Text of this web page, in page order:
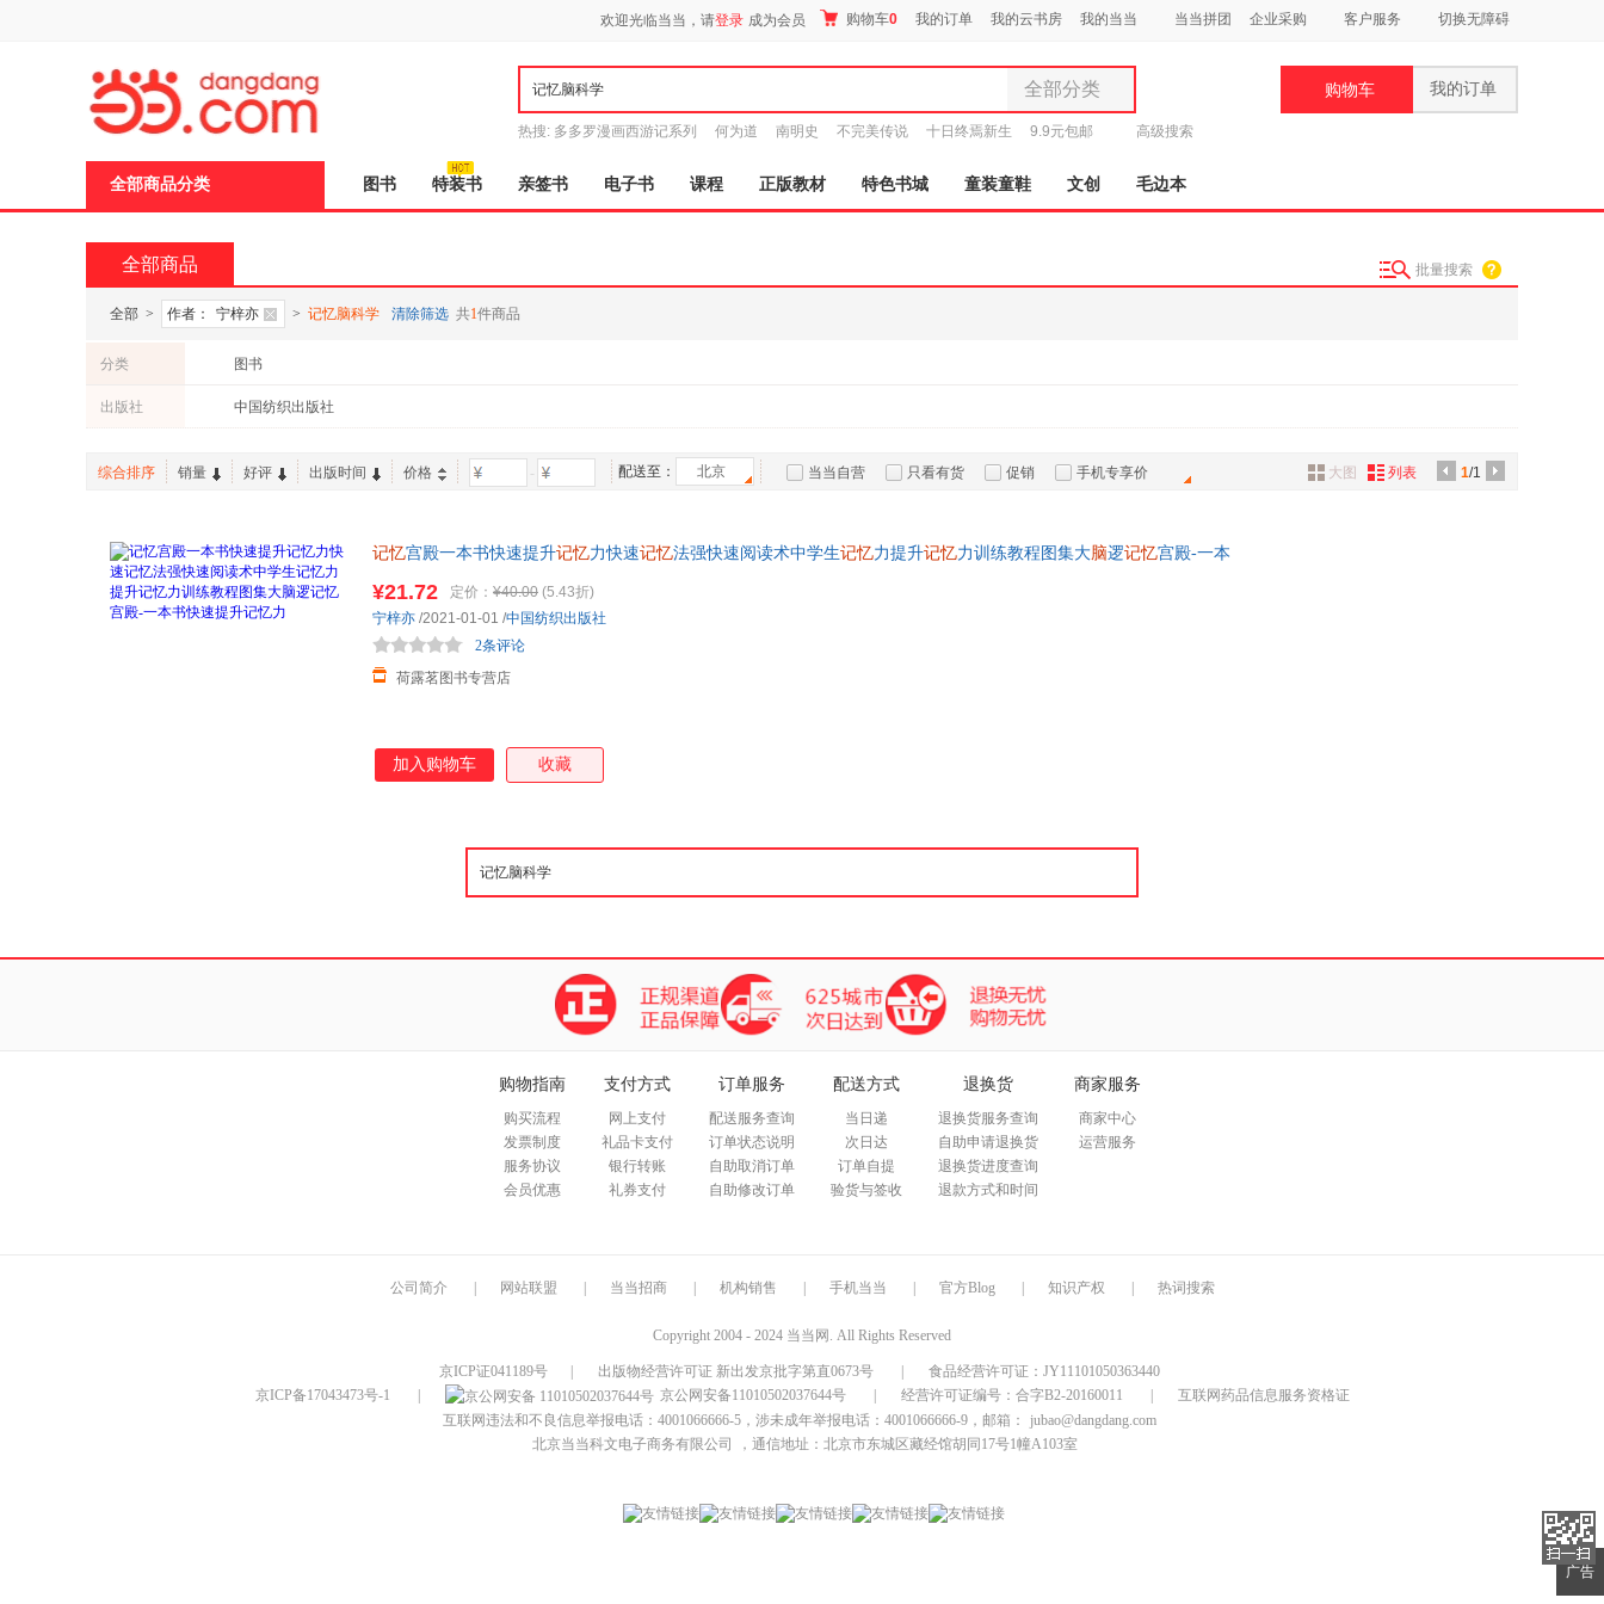
欢迎光临当当，请登录 成为会员 购物车0 我的订单 我的云书房 我的当当 当当拼团 企业采购 客户服务 切换无障碍
全部分类
全部分类
图书
电子书
家具装饰
箱包皮具
热搜: 多多罗漫画西游记系列 何为道 南明史 不完美传说 十日终焉新生 9.9元包邮 高级搜索
购物车 我的订单
全部商品分类 图书 特装书 亲签书 电子书 课程 正版教材 特色书城 童装童鞋 文创 毛边本
全部商品 批量搜索
全部 > 作者： 宁梓亦 > 记忆脑科学 清除筛选 共1件商品
分类 图书
出版社 中国纺织出版社
综合排序 销量 好评 出版时间 价格 - 配送至： 北京 当当自营 只看有货 促销 手机专享价 1/1
大图 列表
记忆宫殿一本书快速提升记忆力快速记忆法强快速阅读术中学生记忆力提升记忆力训练教程图集大脑逻记忆宫殿-一本
¥21.72 定价： ¥40.00 (5.43折)
荷露茗图书专营店
2条评论
宁梓亦 /2021-01-01 /中国纺织出版社
加入购物车 收藏
页
购物指南
购买流程
发票制度
服务协议
会员优惠
支付方式
网上支付
礼品卡支付
银行转账
礼券支付
订单服务
配送服务查询
订单状态说明
自助取消订单
自助修改订单
配送方式
当日递
次日达
订单自提
验货与签收
退换货
退换货服务查询
自助申请退换货
退换货进度查询
退款方式和时间
商家服务
商家中心
运营服务
公司简介 网站联盟 当当招商 机构销售 手机当当 官方Blog 知识产权 热词搜索
Copyright 2004 - 2024 当当网. All Rights Reserved
京ICP证041189号 出版物经营许可证 新出发京批字第直0673号
食品经营许可证：JY11101050363440
京ICP备17043473号-1
京公网安备11010502037644号 经营许可证编号：合字B2-20160011
互联网药品信息服务资格证
互联网违法和不良信息举报电话：4001066666-5，涉未成年举报电话：4001066666-9，邮箱：
jubao@dangdang.com
北京当当科文电子商务有限公司
，通信地址：北京市东城区藏经馆胡同17号1幢A103室
广告